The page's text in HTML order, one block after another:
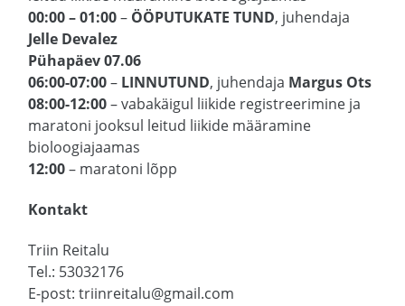
00:00 – 01:00– ÖÖPUTUKATE TUND, juhendaja
Jelle Devalez
Pühapäev 07.06
06:00-07:00– LINNUTUND, juhendaja Margus Ots
08:00-12:00– vabakäigul liikide registreerimine ja
maratoni jooksul leitud liikide määramine
bioloogiajaamas
12:00– maratoni lõpp
Kontakt
Triin Reitalu
Tel.: 53032176
E-post: triinreitalu@gmail.com